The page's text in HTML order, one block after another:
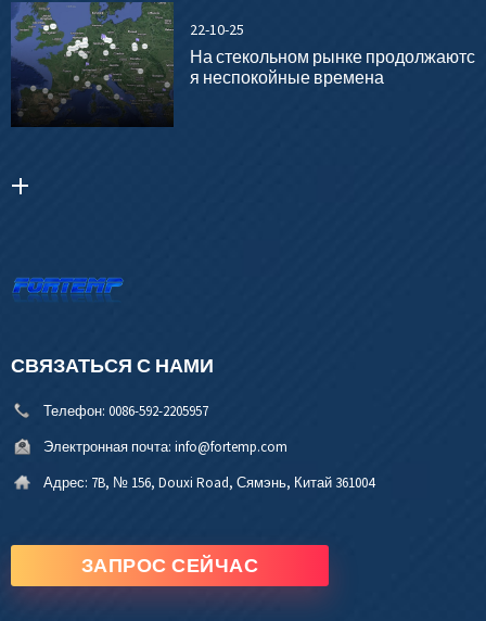
22-10-25
На стекольном рынке продолжаютс
я неспокойные времена
СВЯЗАТЬСЯ С НАМИ
Телефон: 0086-592-2205957
Электронная почта: info@fortemp.com
Адрес: 7B, № 156, Douxi Road, Сямэнь, Китай 361004
ЗАПРОС СЕЙЧАС